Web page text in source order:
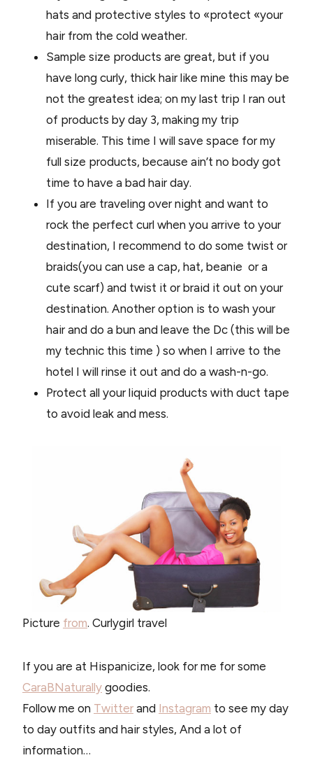
hats and protective styles to «protect «your
hair from the cold weather.
Sample size products are great, but if you
have long curly, thick hair like mine this may be
not the greatest idea; on my last trip I ran out
of products by day 3, making my trip
miserable. This time I will save space for my
full size products, because ain’t no body got
time to have a bad hair day.
If you are traveling over night and want to
rock the perfect curl when you arrive to your
destination, I recommend to do some twist or
braids(you can use a cap, hat, beanie or a
cute scarf) and twist it or braid it out on your
destination. Another option is to wash your
hair and do a bun and leave the Dc (this will be
my technic this time ) so when I arrive to the
hotel I will rinse it out and do a wash-n-go.
Protect all your liquid products with duct tape
to avoid leak and mess.
Picture from. Curlygirl travel
If you are at Hispanicize, look for me for some
CaraBNaturally goodies.
Follow me on Twitter and Instagram to see my day
to day outfits and hair styles, And a lot of
information…